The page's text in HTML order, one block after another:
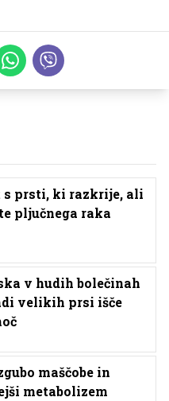
s prsti, ki razkrije, ali
pljučnega raka
v hudih bolečinah
velikih prsi išče
maščobe in
metabolizem